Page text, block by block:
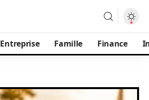
Entreprise Famille Finance